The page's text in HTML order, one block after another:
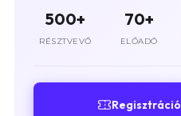
500+
RÉSZTVEVŐ
70+
ELŐADÓ
Regisztráció